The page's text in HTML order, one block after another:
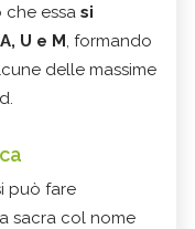
che essa si
U e M, formando
delle massime
può fare
sacra col nome